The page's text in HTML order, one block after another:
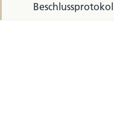
Beschlussprotokoll